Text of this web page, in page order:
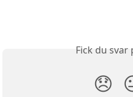
Fick du svar
😞